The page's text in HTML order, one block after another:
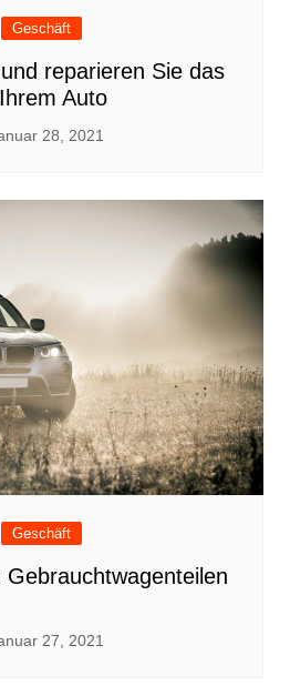
Geschäft
reparieren Sie das
Auto
28, 2021
Geschäft
27, 2021